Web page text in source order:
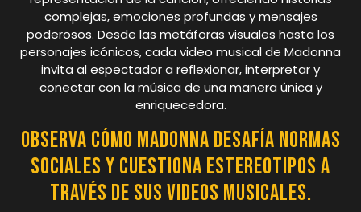
complejas, emociones profundas y mensajes
poderosos. Desde las metáforas visuales hasta los
personajes icónicos, cada video musical de Madonna
invita al espectador a reflexionar, interpretar y
conectar con la música de una manera única y
enriquecedora.
Observa cómo Madonna desafía normas
sociales y cuestiona estereotipos a
través de sus videos musicales.